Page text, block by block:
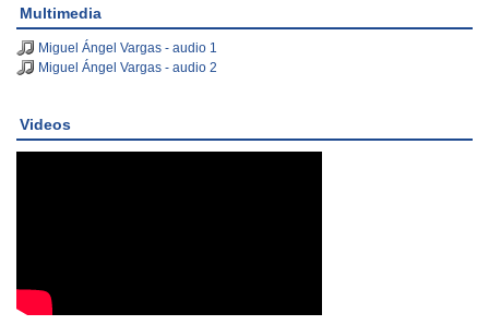
Multimedia
Miguel Ángel Vargas - audio 1
Miguel Ángel Vargas - audio 2
Videos